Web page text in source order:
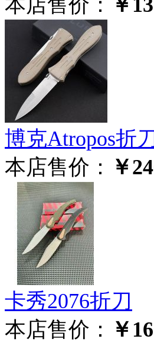
博克Atropos折
本店售价： ￥
卡秀2076折刀
本店售价： ￥